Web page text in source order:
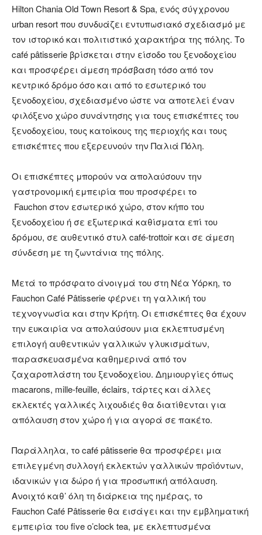
Hilton Chania Old Town Resort & Spa, ενός σύγχρονου
urban resort που συνδυάζει εντυπωσιακό σχεδιασμό με
τον ιστορικό και πολιτιστικό χαρακτήρα της πόλης. Το
café pâtisserie βρίσκεται στην είσοδο του ξενοδοχείου
και προσφέρει άμεση πρόσβαση τόσο από τον
κεντρικό δρόμο όσο και από το εσωτερικό του
ξενοδοχείου, σχεδιασμένο ώστε να αποτελεί έναν
φιλόξενο χώρο συνάντησης για τους επισκέπτες του
ξενοδοχείου, τους κατοίκους της περιοχής και τους
επισκέπτες που εξερευνούν την Παλιά Πόλη.
Οι επισκέπτες μπορούν να απολαύσουν την
γαστρονομική εμπειρία που προσφέρει το
Fauchon στον εσωτερικό χώρο, στον κήπο του
ξενοδοχείου ή σε εξωτερικά καθίσματα επί του
δρόμου, σε αυθεντικό στυλ café-trottoir και σε άμεση
σύνδεση με τη ζωντάνια της πόλης.
Μετά το πρόσφατο άνοιγμά του στη Νέα Υόρκη, το
Fauchon Café Pâtisserie φέρνει τη γαλλική του
τεχνογνωσία και στην Κρήτη. Οι επισκέπτες θα έχουν
την ευκαιρία να απολαύσουν μια εκλεπτυσμένη
επιλογή αυθεντικών γαλλικών γλυκισμάτων,
παρασκευασμένα καθημερινά από τον
ζαχαροπλάστη του ξενοδοχείου. Δημιουργίες όπως
macarons, mille-feuille, éclairs, τάρτες και άλλες
εκλεκτές γαλλικές λιχουδιές θα διατίθενται για
απόλαυση στον χώρο ή για αγορά σε πακέτο.
Παράλληλα, το café pâtisserie θα προσφέρει μια
επιλεγμένη συλλογή εκλεκτών γαλλικών προϊόντων,
ιδανικών για δώρο ή για προσωπική απόλαυση.
Ανοιχτό καθ’ όλη τη διάρκεια της ημέρας, το
Fauchon Café Pâtisserie θα εισάγει και την εμβληματική
εμπειρία του five o’clock tea, με εκλεπτυσμένα